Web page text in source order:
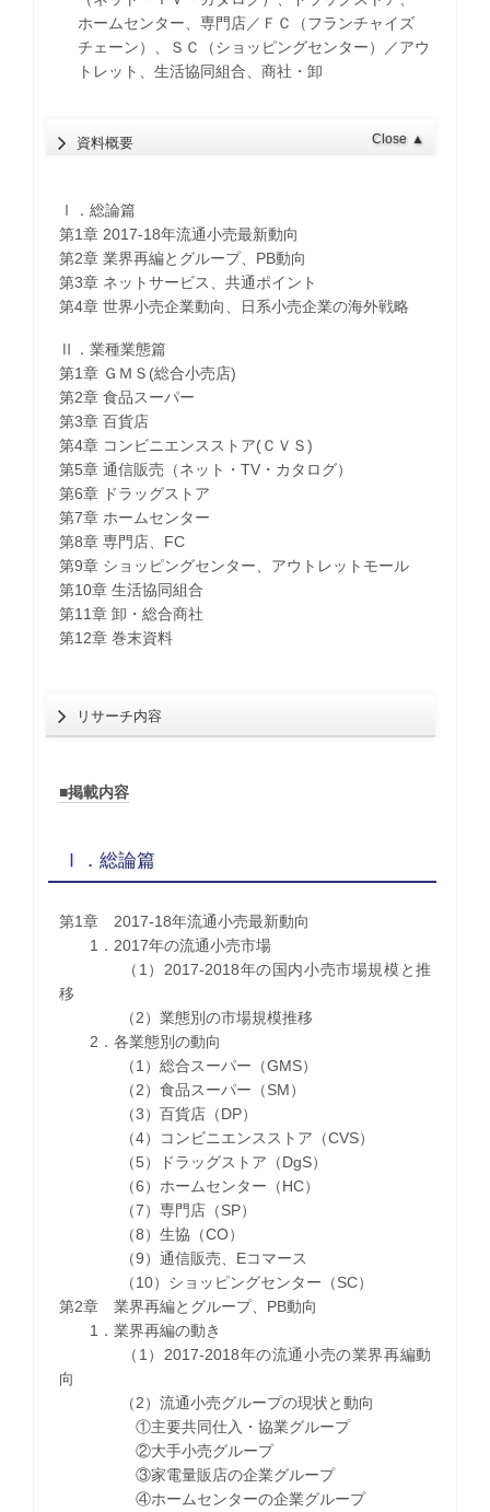
ホームセンター、専門店／ＦＣ（フランチャイズ
チェーン）、ＳＣ（ショッピングセンター）／アウ
トレット、生活協同組合、商社・卸
資料概要 Close ▲
Ⅰ．総論篇
第1章 2017-18年流通小売最新動向
第2章 業界再編とグループ、PB動向
第3章 ネットサービス、共通ポイント
第4章 世界小売企業動向、日系小売企業の海外戦略
Ⅱ．業種業態篇
第1章 ＧＭＳ(総合小売店)
第2章 食品スーパー
第3章 百貨店
第4章 コンビニエンスストア(ＣＶＳ)
第5章 通信販売（ネット・TV・カタログ）
第6章 ドラッグストア
第7章 ホームセンター
第8章 専門店、FC
第9章 ショッピングセンター、アウトレットモール
第10章 生活協同組合
第11章 卸・総合商社
第12章 巻末資料
リサーチ内容
■掲載内容
Ⅰ．総論篇
第1章 2017-18年流通小売最新動向
1．2017年の流通小売市場
（1）2017-2018年の国内小売市場規模と推
移
（2）業態別の市場規模推移
2．各業態別の動向
（1）総合スーパー（GMS）
（2）食品スーパー（SM）
（3）百貨店（DP）
（4）コンビニエンスストア（CVS）
（5）ドラッグストア（DgS）
（6）ホームセンター（HC）
（7）専門店（SP）
（8）生協（CO）
（9）通信販売、Eコマース
（10）ショッピングセンター（SC）
第2章 業界再編とグループ、PB動向
1．業界再編の動き
（1）2017-2018年の流通小売の業界再編動
向
（2）流通小売グループの現状と動向
①主要共同仕入・協業グループ
②大手小売グループ
③家電量販店の企業グループ
④ホームセンターの企業グループ